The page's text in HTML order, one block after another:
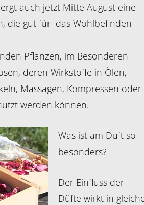
auch jetzt Mitte August eine
die gut für das Wohlbefinden
Pflanzen, im Besonderen
deren Wirkstoffe in Ölen,
Massagen, Kompressen oder
werden können.
Was ist am Duft so
besonders?
Der Einfluss der
Düfte wirkt in